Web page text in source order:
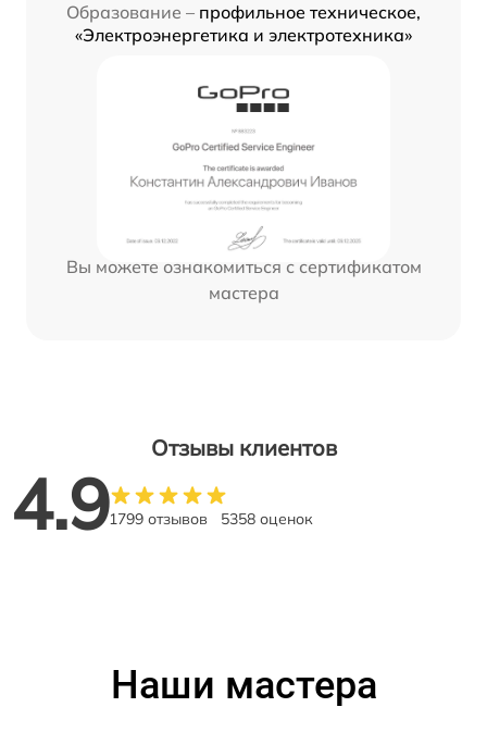
Образование – профильное техническое,
«Электроэнергетика и электротехника»
Вы можете ознакомиться с сертификатом
мастера
Отзывы клиентов
4.91799 отзывов 5358 оценок
Наши мастера